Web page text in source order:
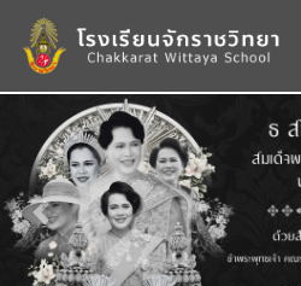
Previous